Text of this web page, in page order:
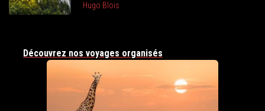
Hugo Blois
Découvrez nos voyages organisés